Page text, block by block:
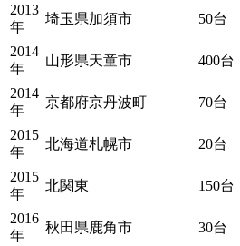
2013
年
埼玉県加須市 50台
2014
年
山形県天童市 400台
2014
年
京都府京丹波町 70台
2015
年
北海道札幌市 20台
2015
年
北関東 150台
2016
年
秋田県鹿角市 30台